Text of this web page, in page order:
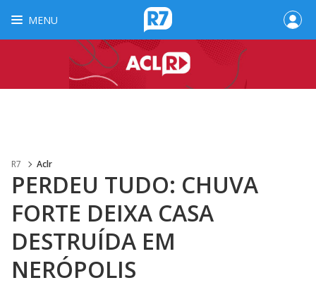
MENU
R7 Aclr
PERDEU TUDO: CHUVA
FORTE DEIXA CASA
DESTRUÍDA EM
NERÓPOLIS